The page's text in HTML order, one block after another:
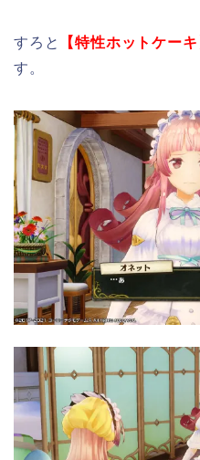
すろと 【特性ホットケー
す。